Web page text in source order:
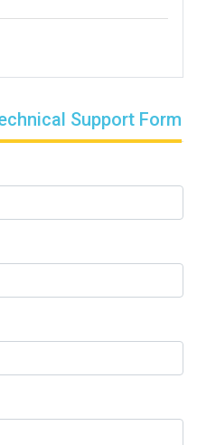
Support Form